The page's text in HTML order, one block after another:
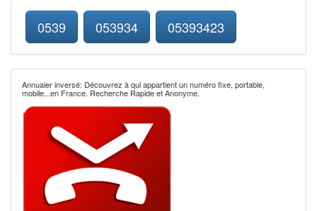
0539 053934 05393423
Annuaier inversé: Découvrez à qui appartient un numéro fixe, portable,
mobile...en France. Recherche Rapide et Anonyme.